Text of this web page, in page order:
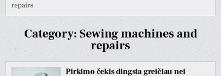
repairs
Category:Sewing machines and
repairs
Pirkimo čekis dingsta greičiau nei